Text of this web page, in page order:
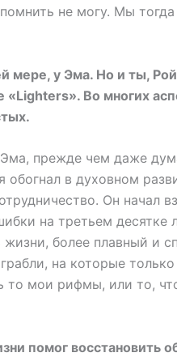
не могу. Мы
мере, у Эма. Но и ты,
«Lighters». Во многих
прежде чем даже
обогнал в духовном
Он начал
на третьем десятке
жизни, более плавный и
на которые
то мои рифмы, или то,
помог восстановить